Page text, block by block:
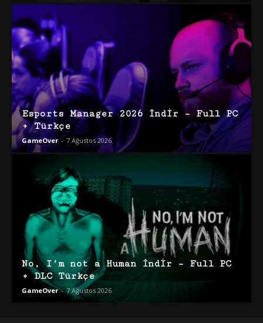
Esports Manager 2026 İndir – Full PC
+ Türkçe
GameOver - 7 Ağustos 2026
No, I’m not a Human İndir – Full PC
+ DLC Türkçe
GameOver - 7 Ağustos 2026